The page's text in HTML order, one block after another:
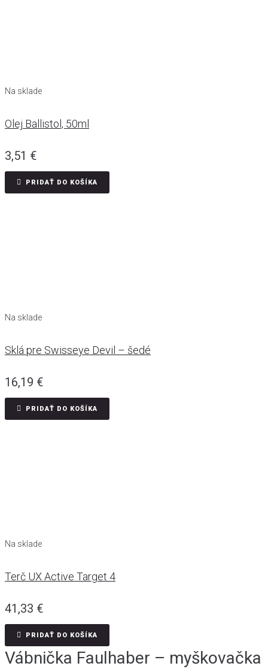
Na sklade
Olej Ballistol, 50ml
3,51 €
PRIDAŤ DO KOŠÍKA
Na sklade
Sklá pre Swisseye Devil – šedé
16,19 €
PRIDAŤ DO KOŠÍKA
Na sklade
Terč UX Active Target 4
41,33 €
PRIDAŤ DO KOŠÍKA
Vábnička Faulhaber – myškovačka